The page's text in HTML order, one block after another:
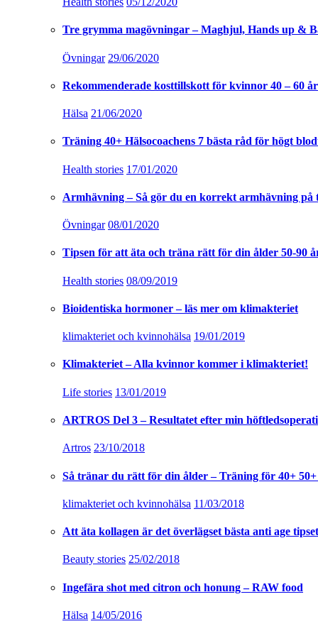
Tre grymma magövningar – Maghjul, Hands up &
Övningar 29/06/2020
Rekommenderade kosttillskott för kvinnor 40 – 60 år
Hälsa 21/06/2020
Träning 40+ Hälsocoachens 7 bästa råd för högt
Health stories 17/01/2020
Armhävning – Så gör du en korrekt armhävning på
Övningar 08/01/2020
Tipsen för att äta och träna rätt för din ålder 50-90
Health stories 08/09/2019
Bioidentiska hormoner – läs mer om klimakteriet
klimakteriet och kvinnohälsa 19/01/2019
Klimakteriet – Alla kvinnor kommer i klimakteriet!
Life stories 13/01/2019
ARTROS Del 3 – Resultatet efter min
Artros 23/10/2018
Så tränar du rätt för din ålder – Träning för 40+ 50+
klimakteriet och kvinnohälsa 11/03/2018
Att äta kollagen är det överlägset bästa anti age
Beauty stories 25/02/2018
Ingefära shot med citron och honung – RAW food
Hälsa 14/05/2016